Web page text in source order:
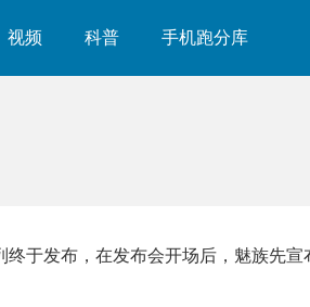
视频 科普 手机跑分库
于发布，在发布会开场后，魅族先宣